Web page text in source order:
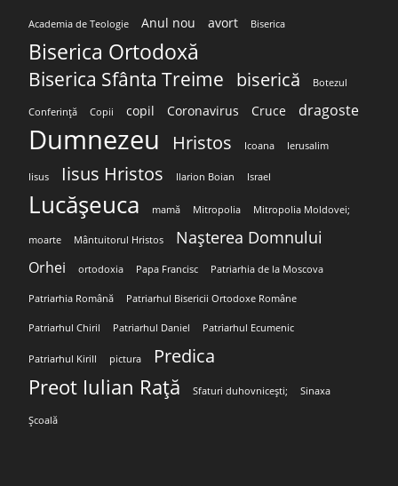
Academia de Teologie Anul nou avort Biserica
Biserica Ortodoxă
Biserica Sfânta Treime biserică Botezul
Conferință Copii copil Coronavirus Cruce dragoste
Dumnezeu Hristos Icoana Ierusalim
Iisus Iisus Hristos Ilarion Boian Israel
Lucășeuca mamă Mitropolia Mitropolia Moldovei;
moarte Mântuitorul Hristos Nașterea Domnului
Orhei ortodoxia Papa Francisc Patriarhia de la Moscova
Patriarhia Română Patriarhul Bisericii Ortodoxe Române
Patriarhul Chiril Patriarhul Daniel Patriarhul Ecumenic
Patriarhul Kirill pictura Predica
Preot Iulian Rață Sfaturi duhovnicești; Sinaxa
Școală